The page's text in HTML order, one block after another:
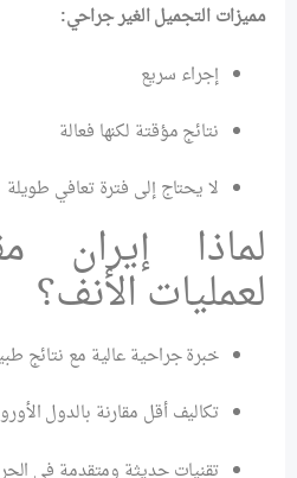
مميزات التجميل الغير جراحي:
إجراء سريع
نتائج مؤقتة لكنها فعالة
لا يحتاج إلى فترة تعافي طويلة
لماذا إيران
لعمليات الأنف؟
خبرة جراحية عالية مع نتائج
تكاليف أقل مقارنة بالدول
تقنيات حديثة ومتقدمة في